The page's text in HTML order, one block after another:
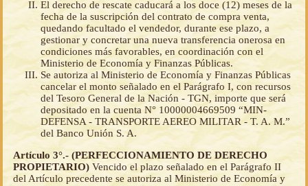
El derecho de rescate caducará a los doce (12) meses de la
fecha de la suscripción del contrato de compra venta,
quedando facultado el vendedor, durante ese plazo, a
gestionar y concretar una nueva transferencia onerosa en
condiciones más favorables, en coordinación con el
Ministerio de Economía y Finanzas Públicas.
Se autoriza al Ministerio de Economía y Finanzas Públicas
cancelar el monto señalado en el Parágrafo I, con recursos
del Tesoro General de la Nación - TGN, importe que será
depositado en la cuenta N° 10000004669509 “MIN-
DEFENSA - TRANSPORTE AEREO MILITAR - T. A. M.”
del Banco Unión S. A.
Artículo 3°.- (PERFECCIONAMIENTO DE DERECHO
PROPIETARIO) Vencido el plazo señalado en el Parágrafo II
del Artículo precedente se autoriza al Ministerio de Economía y